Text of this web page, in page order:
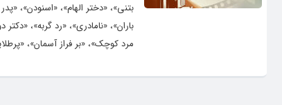
بتنی»، «دختر الهام»، «اسنودن»،
باران»، «نامادری»، «رد گربه»،
مرد کوچک»، «بر فراز آسمان»،